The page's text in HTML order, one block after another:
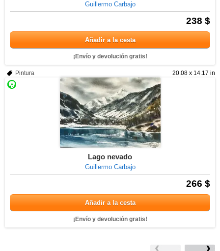
Guillermo Carbajo
238 $
Añadir a la cesta
¡Envío y devolución gratis!
20.08 x 14.17 in
Pintura
Lago nevado
Guillermo Carbajo
266 $
Añadir a la cesta
¡Envío y devolución gratis!